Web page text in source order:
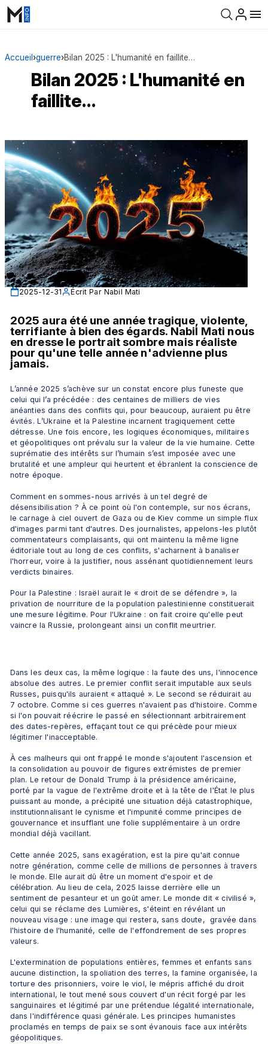
Accueil ›guerre›Bilan 2025 : L'humanité en faillite…
Bilan 2025 : L'humanité en
faillite…
2025-12-31 Écrit Par Nabil Mati
2025 aura été une année tragique, violente,
terrifiante à bien des égards. Nabil Mati nous
en dresse le portrait sombre mais réaliste
pour qu'une telle année n'advienne plus
jamais.
L’année 2025 s’achève sur un constat encore plus funeste que
celui qui l’a précédée : des centaines de milliers de vies
anéanties dans des conflits qui, pour beaucoup, auraient pu être
évités. L’Ukraine et la Palestine incarnent tragiquement cette
détresse. Une fois encore, les logiques économiques, militaires
et géopolitiques ont prévalu sur la valeur de la vie humaine. Cette
suprématie des intérêts sur l’humain s’est imposée avec une
brutalité et une ampleur qui heurtent et ébranlent la conscience de
notre époque.
Comment en sommes-nous arrivés à un tel degré de
désensibilisation ? À ce point où l'on contemple, sur nos écrans,
le carnage à ciel ouvert de Gaza ou de Kiev comme un simple flux
d'images parmi tant d'autres. Des journalistes, appelons-les plutôt
commentateurs complaisants, qui ont maintenu la même ligne
éditoriale tout au long de ces conflits, s'acharnent à banaliser
l'horreur, voire à la justifier, nous assénant quotidiennement leurs
verdicts binaires.
Pour la Palestine : Israël aurait le « droit de se défendre », la
privation de nourriture de la population palestinienne constituerait
une mesure légitime. Pour l'Ukraine : on fait croire qu'elle peut
vaincre la Russie, prolongeant ainsi un conflit meurtrier.
Dans les deux cas, la même logique : la faute des uns, l'innocence
absolue des autres. Le premier conflit serait imputable aux seuls
Russes, puisqu'ils auraient « attaqué ». Le second se réduirait au
7 octobre. Comme si ces guerres n'avaient pas d'histoire. Comme
si l'on pouvait réécrire le passé en sélectionnant arbitrairement
des dates-repères, effaçant tout ce qui précède pour mieux
légitimer l'inacceptable.
À ces malheurs qui ont frappé le monde s'ajoutent l'ascension et
la consolidation au pouvoir de figures extrémistes de premier
plan. Le retour de Donald Trump à la présidence américaine,
porté par la vague de l'extrême droite et à la tête de l'État le plus
puissant au monde, a précipité une situation déjà catastrophique,
institutionnalisant le cynisme et l'impunité comme principes de
gouvernance et insufflant une folie supplémentaire à un ordre
mondial déjà vacillant.
Cette année 2025, sans exagération, est la pire qu'ait connue
notre génération, comme celle de millions de personnes à travers
le monde. Elle aurait dû être un moment d'espoir et de
célébration. Au lieu de cela, 2025 laisse derrière elle un
sentiment de pesanteur et un goût amer. Le monde dit « civilisé »,
celui qui se réclame des Lumières, s'éteint en révélant un
nouveau visage : une image qui restera, sans doute,  gravée dans
l'histoire de l'humanité, celle de l'effondrement de ses propres
valeurs.
L'extermination de populations entières, femmes et enfants sans
aucune distinction, la spoliation des terres, la famine organisée, la
torture des prisonniers, voire le viol, le mépris affiché du droit
international, le tout mené sous couvert d'un récit forgé par les
sanguinaires et légitimé par une prétendue légalité internationale,
dans l'indifférence quasi générale. Les principes humanistes
proclamés en temps de paix se sont évanouis face aux intérêts
géopolitiques.